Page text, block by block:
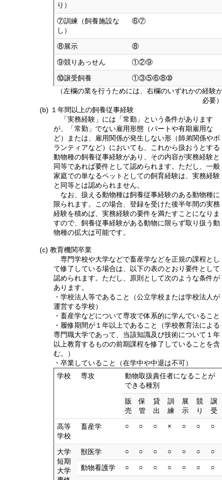
り）
⑦訓練（飼養施設な
し）
⑥⑦
⑧展示
⑧
⑨競りあっせん
①②⑨
⑩譲受飼養
①③⑤⑥⑧➉
（左欄の業を行うためには、右欄のいずれかの経験
必要
(b) １年間以上の飼養従事経験
「実務経験」には「常勤」という条件があります
が、「常勤」でない雇用形態（パートや有期雇用な
ど）または、雇用関係が発生しない形（師弟関係やボ
ランティアなど）においても、これから扱おうとする
動物種の飼養従事経験があり、その内容が実務経験と
同等であれば要件として認められます。ただし、一般
家庭での単なるペットとしての飼育経験は、実務経験
と同等とは認められません。
なお、扱える動物種は飼養従事経験のある動物種に
限られます。この場合、登録を受けた後半年間の実務
経験を積めば、実務経験の要件を満たすことになりま
すので、飼養従事経験がある動物に限らず取り扱う動
物種の拡大は可能です。
(c) 教育機関卒業
専門学校や大学などで畜産学などを正規の課程とし
て修了している場合は、以下の表のとおり要件として
認められます。ただし、原則として次のような条件が
あります。
・学校法人等であること（公立学校または学校法人が
運営する学校）
・畜産学などについて専攻で体系的に学んでいること
・履修期間が１年以上であること（学校教育法による
専門職大学であって、当該知識及び技術について１年
以上教育するものの前期課程を修了していることを含
む。）
・卒業していること（在学中や中退は不可）
学校
専攻
動物取扱責任者になることが
できる種別
販
売
保
管
貸
出
訓
練
展
示
競
り
譲
受
高等
学校
畜産学 ○ ○ ○ × ○ ○ ○
大学
短期
大学
獣医学 ○ ○ ○ ○ ○ ○ ○
動物看護学 ○ ○ ○ ○ ○ ○ ○